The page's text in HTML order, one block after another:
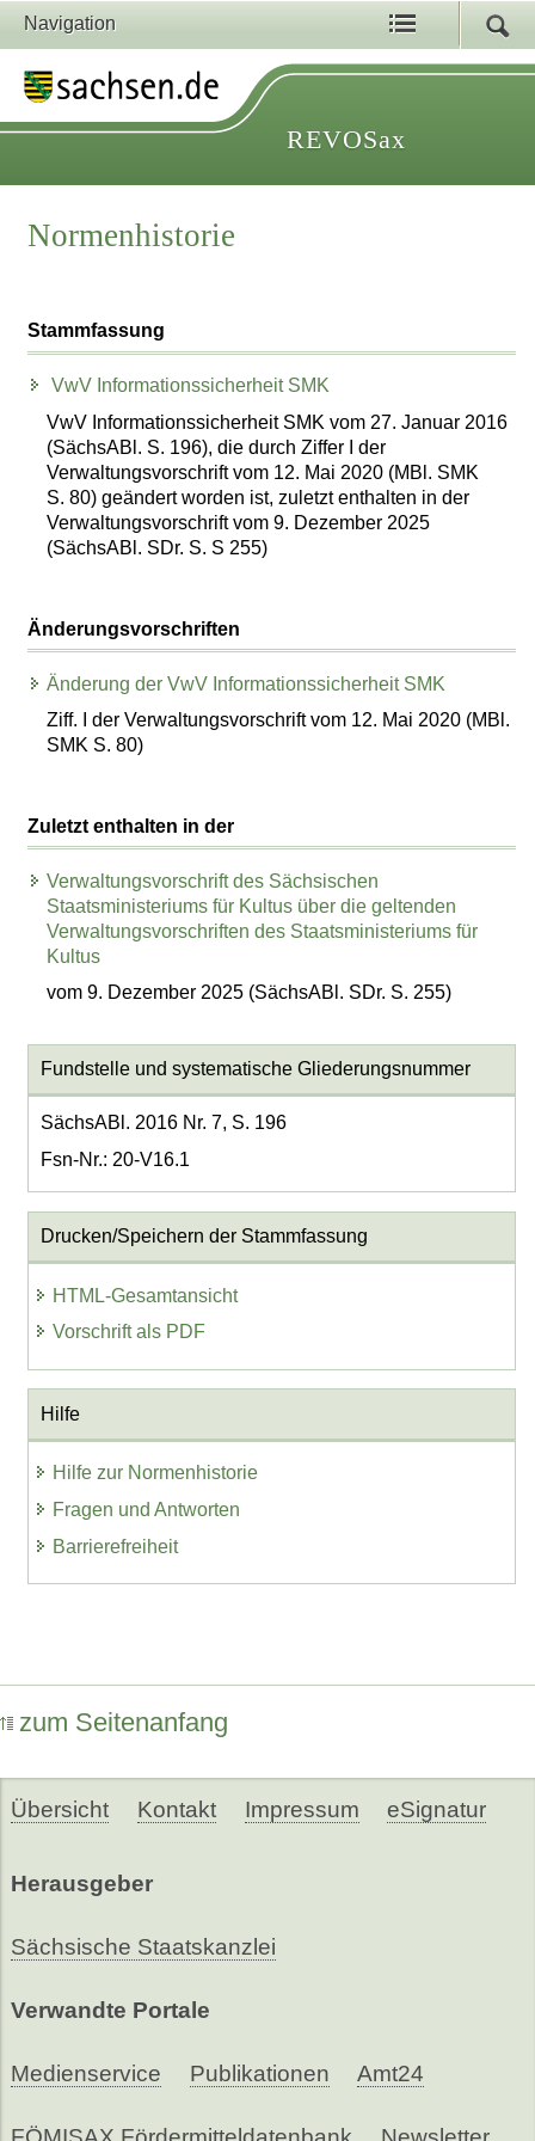
Navigation
REVOSax
Normenhistorie
Stammfassung
VwV Informationssicherheit SMK
VwV Informationssicherheit SMK vom 27. Januar 2016
(SächsABl. S. 196), die durch Ziffer I der
Verwaltungsvorschrift vom 12. Mai 2020 (MBl. SMK
S. 80) geändert worden ist, zuletzt enthalten in der
Verwaltungsvorschrift vom 9. Dezember 2025
(SächsABl. SDr. S. S 255)
Änderungsvorschriften
Änderung der VwV Informationssicherheit SMK
Ziff. I der Verwaltungsvorschrift vom 12. Mai 2020 (MBl.
SMK S. 80)
Zuletzt enthalten in der
Verwaltungsvorschrift des Sächsischen
Staatsministeriums für Kultus über die geltenden
Verwaltungsvorschriften des Staatsministeriums für
Kultus
vom 9. Dezember 2025 (SächsABl. SDr. S. 255)
Fundstelle und systematische Gliederungsnummer
SächsABl. 2016 Nr. 7, S. 196
Fsn-Nr.: 20-V16.1
Drucken/Speichern der Stammfassung
HTML-Gesamtansicht
Vorschrift als PDF
Hilfe
Hilfe zur Normenhistorie
Fragen und Antworten
Barrierefreiheit
zum Seitenanfang
Übersicht Kontakt Impressum eSignatur
Herausgeber
Sächsische Staatskanzlei
Verwandte Portale
Medienservice Publikationen Amt24